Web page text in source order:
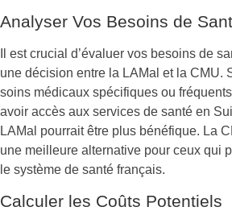
Analyser Vos Besoins de
Il est crucial d’évaluer vos besoins de
une décision entre la LAMal et la CMU.
soins médicaux spécifiques ou
avoir accès aux services de santé en
LAMal pourrait être plus bénéfique. La
une meilleure alternative pour ceux qui
le système de santé français.
Calculer les Coûts Potentiels